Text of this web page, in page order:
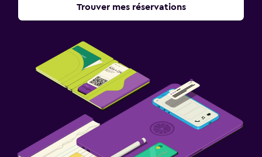
Trouver mes réservations